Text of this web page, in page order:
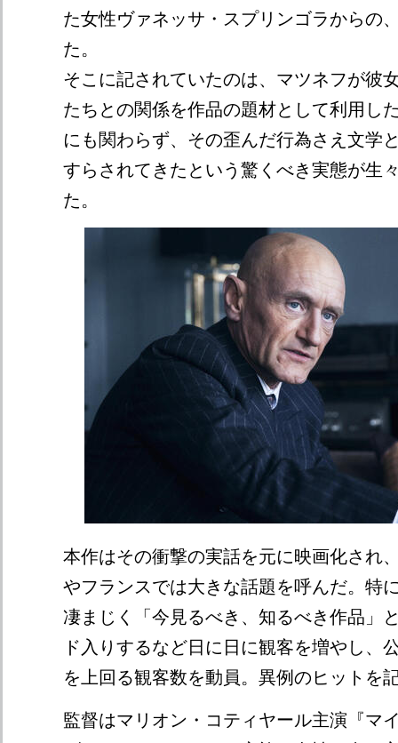
た女性ヴァネッサ・スプリンゴラからの
た。
そこに記されていたのは、マツネフが彼
たちとの関係を作品の題材として利用し
にも関わらず、その歪んだ行為さえ文学
すらされてきたという驚くべき実態が生
た。
本作はその衝撃の実話を元に映画化され
やフランスでは大きな話題を呼んだ。特
凄まじく「今見るべき、知るべき作品」
ド入りするなど日に日に観客を増やし、
を上回る観客数を動員。異例のヒットを
監督はマリオン・コティヤール主演『マ